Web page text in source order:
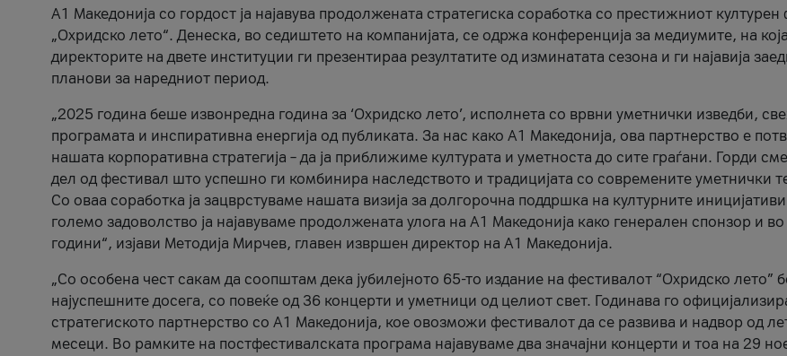
A1 Македонија со гордост ја најавува продолжената стратегиска соработка со престижниот културен
„Охридско лето“. Денеска, во седиштето на компанијата, се одржа конференција за медиумите, на која
директорите на двете институции ги презентираа резултатите од изминатата сезона и ги најавија
планови за наредниот период.
„2025 година беше извонредна година за ‘Охридско лето’, исполнета со врвни уметнички изведби,
програмата и инспиративна енергија од публиката. За нас како A1 Македонија, ова партнерство е
нашата корпоративна стратегија – да ја приближиме културата и уметноста до сите граѓани. Горди
дел од фестивал што успешно ги комбинира наследството и традицијата со современите уметнички
Со оваа соработка ја зацврстуваме нашата визија за долгорочна поддршка на културните
големо задоволство ја најавуваме продолжената улога на A1 Македонија како генерален спонзор и
години“, изјави Методија Мирчев, главен извршен директор на A1 Македонија.
„Со особена чест сакам да соопштам дека јубилејното 65-то издание на фестивалот “Охридско лето”
најуспешните досега, со повеќе од 36 концерти и уметници од целиот свет. Годинава го
стратегиското партнерство со А1 Македонија, кое овозможи фестивалот да се развива и надвор од
месеци. Во рамките на постфестивалската програма најавуваме два значајни концерти и тоа на 29